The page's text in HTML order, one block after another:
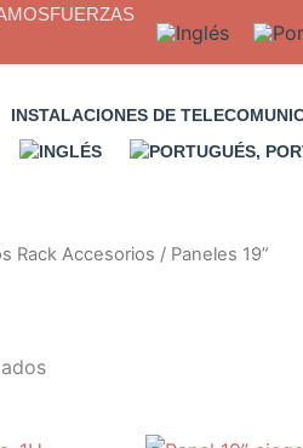
INSTALACIONES DE
Rack Accesorios / Paneles 19”